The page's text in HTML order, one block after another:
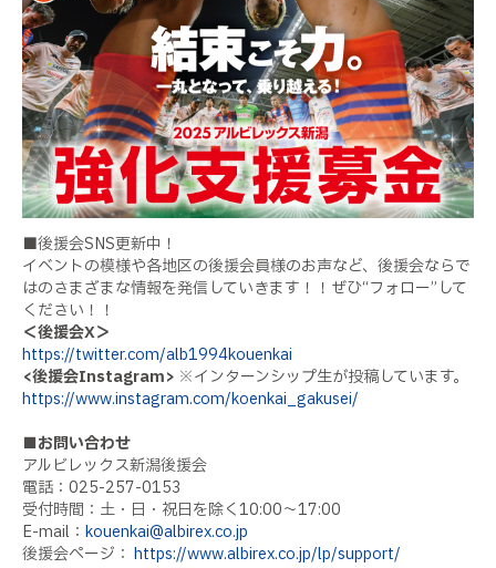
■後援会SNS更新中！
イベントの模様や各地区の後援会員様のお声など、後援会ならで
はのさまざまな情報を発信していきます！！ぜひ“フォロー”して
ください！！
＜後援会X＞
https://twitter.com/alb1994kouenkai
<後援会Instagram> ※インターンシップ生が投稿しています。
https://www.instagram.com/koenkai_gakusei/
■お問い合わせ
アルビレックス新潟後援会
電話： 025-257-0153
受付時間：土・日・祝日を除く10:00～17:00
E-mail ： kouenkai@albirex.co.jp
後援会ページ： https://www.albirex.co.jp/lp/support/